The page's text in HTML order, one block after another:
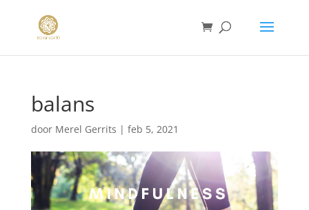
balans
door Merel Gerrits | feb 5, 2021